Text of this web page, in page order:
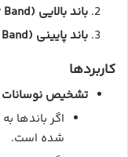
باند بالایی (Upper Band):
باند پایینی (Lower Band):
کاربردها
تشخیص نوسانات
اگر باندها
شده است.